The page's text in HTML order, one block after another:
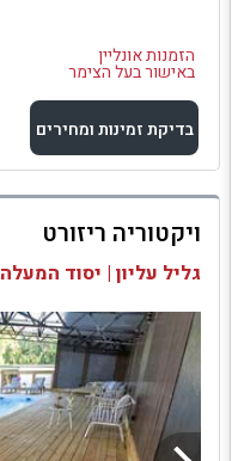
הזמנות אונליין
באישור בעל הצימר
בדיקת זמינות ומחירים
למתחם זה
בדיקת זמינות ומחירים
ויקטוריה ריזורט
גליל עליון | יסוד המעלה